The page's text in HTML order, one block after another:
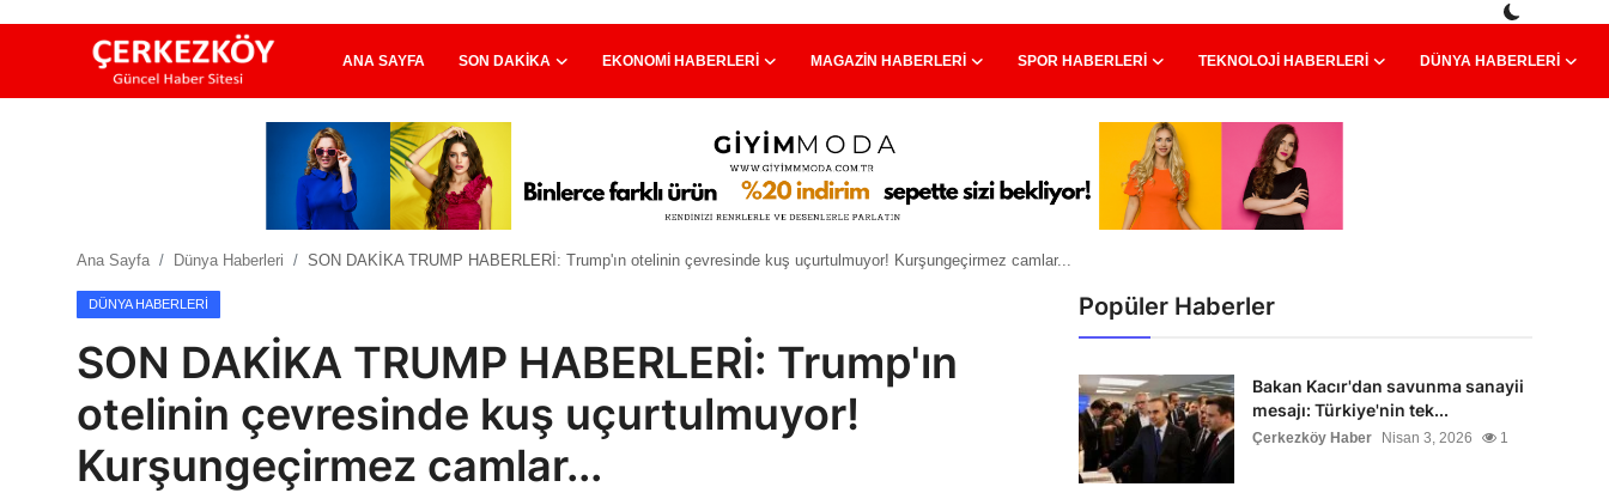
ANA SAYFA SON DAKIKA EKONOMI HABERLERI MAGAZIN HABERLERI SPOR HABERLERI TEKNOLOJI HABERLERI DÜNYA HABERLERI
Ekonomi Haberleri
Teknoloji Haberleri
Ana Sayfa Dünya Haberleri SON DAKİKA TRUMP HABERLERİ: Trump'ın otelinin çevresinde kuş uçurtulmuyor! Kurşungeçirmez camlar...
DÜNYA HABERLERI
SON DAKİKA TRUMP HABERLERİ: Trump'ın
otelinin çevresinde kuş uçurtulmuyor!
Kurşungeçirmez camlar...
Popüler Haberler
Bakan Kacır'dan savunma sanayii
mesajı: Türkiye'nin tek...
Çerkezköy Haber Nisan 3, 2026 1